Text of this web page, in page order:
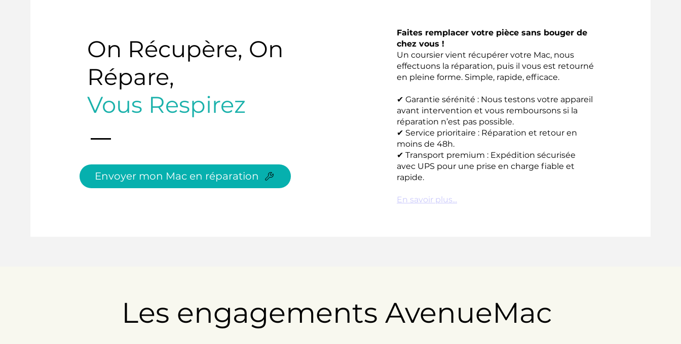
On Récupère, On
Répare,
Vous Respirez
Envoyer mon Mac en réparation
Faites remplacer votre pièce sans bouger de
chez vous !
Un coursier vient récupérer votre Mac, nous
effectuons la réparation, puis il vous est retourné
en pleine forme. Simple, rapide, efficace.
✔ Garantie sérénité : Nous testons votre appareil
avant intervention et vous remboursons si la
réparation n’est pas possible.
✔ Service prioritaire : Réparation et retour en
moins de 48h.
✔ Transport premium : Expédition sécurisée
avec UPS pour une prise en charge fiable et
rapide.
En savoir plus...
Les engagements AvenueMac